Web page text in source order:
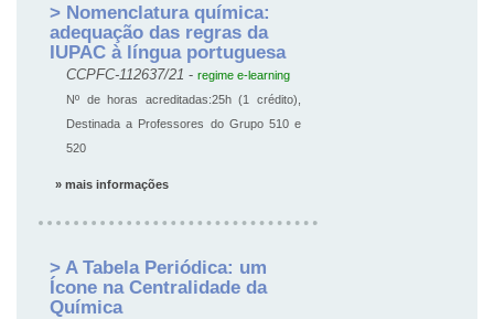
> Nomenclatura química:
adequação das regras da
IUPAC à língua portuguesa
CCPFC-112637/21 - regime e-learning
Nº de horas acreditadas:25h (1 crédito),
Destinada a Professores do Grupo 510 e
520
» mais informações
> A Tabela Periódica: um
Ícone na Centralidade da
Química